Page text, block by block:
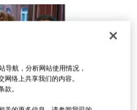
贵宾
航，分析网站使用情况，
络上共享我们的内容。
。